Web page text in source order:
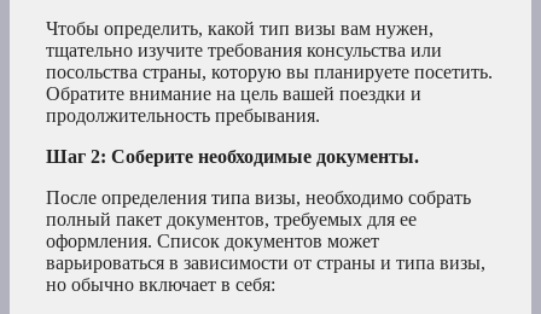
Чтобы определить, какой тип визы вам нужен,
тщательно изучите требования консульства или
посольства страны, которую вы планируете посетить.
Обратите внимание на цель вашей поездки и
продолжительность пребывания.
Шаг 2: Соберите необходимые документы.
После определения типа визы, необходимо собрать
полный пакет документов, требуемых для ее
оформления. Список документов может
варьироваться в зависимости от страны и типа визы,
но обычно включает в себя: